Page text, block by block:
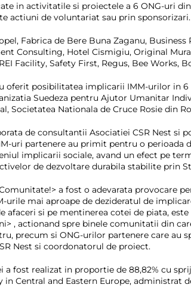
in activitatile si proiectele a 6 ONG-uri
actiuni de voluntariat sau prin sponsorizari.
Fabrica de Bere Buna Zaganu,
Consulting, Hotel Cismigiu, Original
Facility, Safety First, Regus, Bee Works,
oferit posibilitatea implicarii IMM-urilor in
Suedeza pentru Ajutor Umanitar
Societatea Nationala de Cruce Rosie din
de consultantii Asociatiei CSR Nest
uri partenere au primit pentru o perioada
implicarii sociale, avand un efect pe
de dezvoltare durabila stabilite prin
a fost o adevarata provocare
urile mai aproape de dezideratul de
afaceri si pe mentinerea cotei de piata,
, actionand spre binele comunitatii din
precum si ONG-urilor partenere care au
Nest si coordonatorul de proiect.
a fost realizat in proportie de 88,82% cu
Central and Eastern Europe, administrat